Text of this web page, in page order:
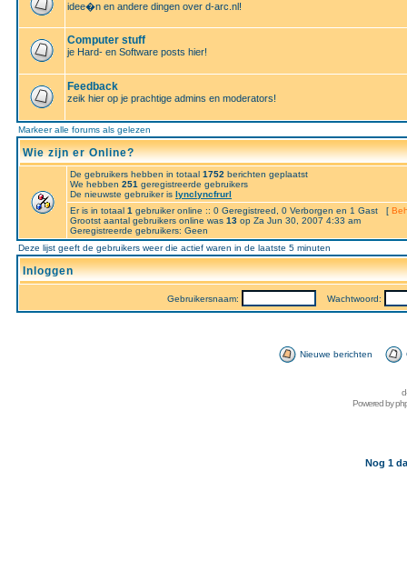
idee�n en andere dingen over d-arc.nl!
Computer stuff
je Hard- en Software posts hier!
Feedback
zeik hier op je prachtige admins en moderators!
Markeer alle forums als gelezen
Wie zijn er Online?
De gebruikers hebben in totaal 1752 berichten geplaatst
We hebben 251 geregistreerde gebruikers
De nieuwste gebruiker is lynclyncfrurl
Er is in totaal 1 gebruiker online :: 0 Geregistreed, 0 Verborgen en 1 Gast [
Grootst aantal gebruikers online was 13 op Za Jun 30, 2007 4:33 am
Geregistreerde gebruikers: Geen
Deze lijst geeft de gebruikers weer die actief waren in de laatste 5 minuten
Inloggen
Gebruikersnaam: Wachtwoord:
Nieuwe berichten
Powered by
Nog 1